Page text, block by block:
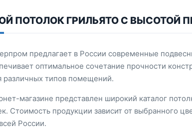
ПОТОЛОК ГРИЛЬЯТО С ВЫСОТОЙ
предлагает в России современные
оптимальное сочетание прочности
типов помещений.
магазине представлен широкий каталог
Стоимость продукции зависит от выбранного
России.